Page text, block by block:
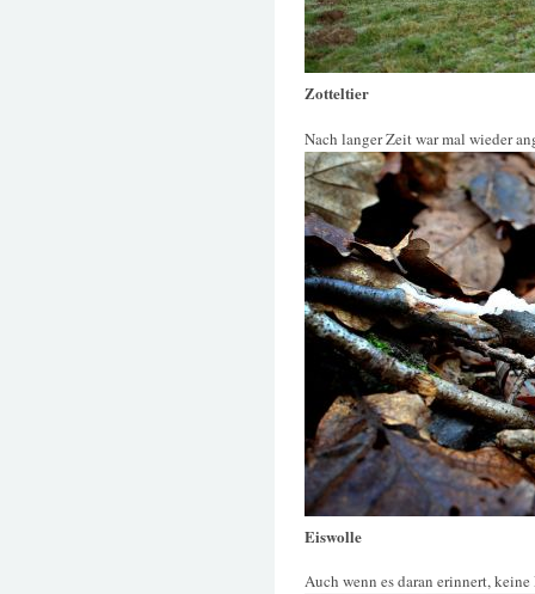
Zotteltier
Nach langer Zeit war mal wieder
Eiswolle
Auch wenn es daran erinnert,